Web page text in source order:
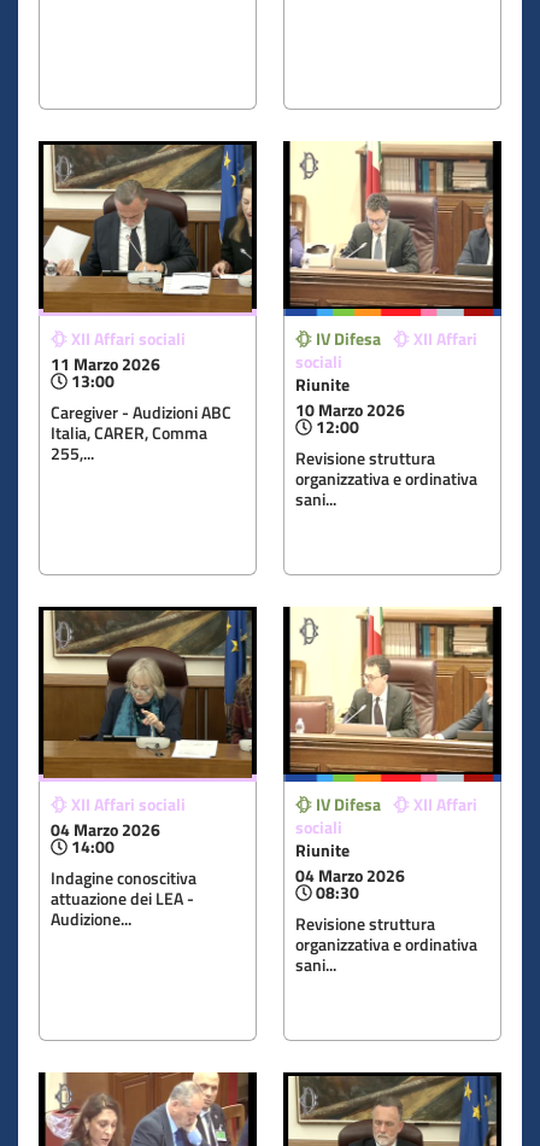
XII Affari sociali
11 Marzo 2026
13:00
Caregiver - Audizioni ABC
Italia, CARER, Comma
255,...
IV Difesa
XII Affari
sociali
Riunite
10 Marzo 2026
12:00
Revisione struttura
organizzativa e ordinativa
sani...
XII Affari sociali
04 Marzo 2026
14:00
Indagine conoscitiva
attuazione dei LEA -
Audizione...
IV Difesa
XII Affari
sociali
Riunite
04 Marzo 2026
08:30
Revisione struttura
organizzativa e ordinativa
sani...